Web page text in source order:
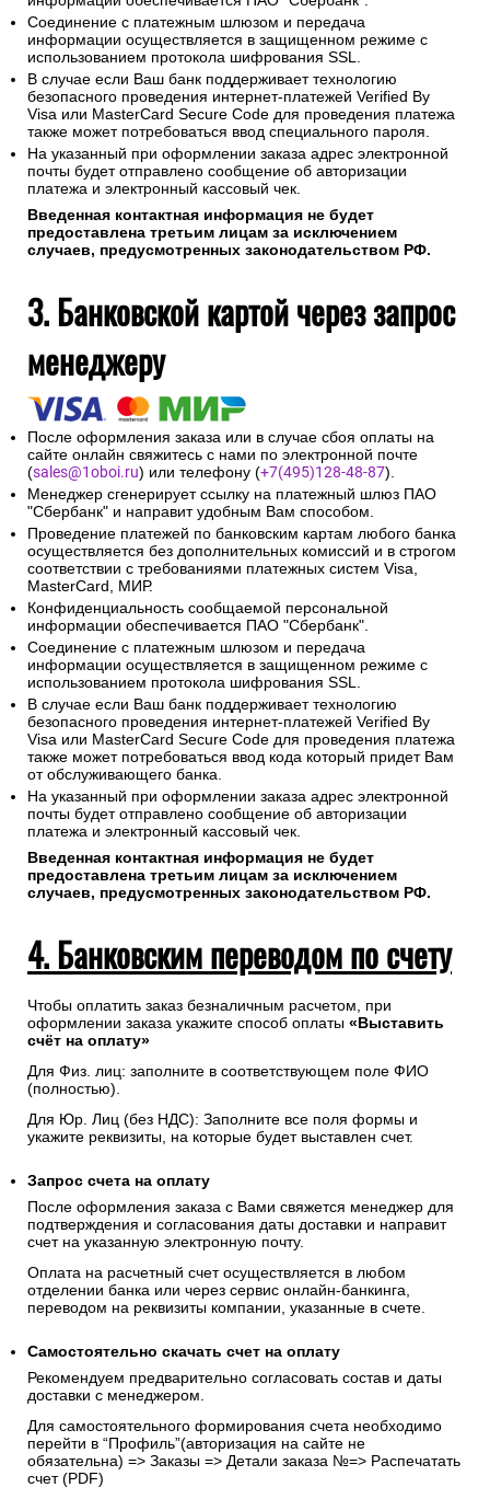
Соединение с платежным шлюзом и передача
информации осуществляется в защищенном режиме с
использованием протокола шифрования SSL.
В случае если Ваш банк поддерживает технологию
безопасного проведения интернет-платежей Verified By
Visa или MasterCard Secure Code для проведения платежа
также может потребоваться ввод специального пароля.
На указанный при оформлении заказа адрес электронной
почты будет отправлено сообщение об авторизации
платежа и электронный кассовый чек.
Введенная контактная информация не будет
предоставлена третьим лицам за исключением
случаев, предусмотренных законодательством РФ.
3. Банковской картой через запрос
менеджеру
После оформления заказа или в случае сбоя оплаты на
сайте онлайн свяжитесь с нами по электронной почте
(sales@1oboi.ru) или телефону (+7(495)128-48-87).
Менеджер сгенерирует ссылку на платежный шлюз ПАО
"Сбербанк" и направит удобным Вам способом.
Проведение платежей по банковским картам любого банка
осуществляется без дополнительных комиссий и в строгом
соответствии с требованиями платежных систем Visa,
MasterCard, МИР.
Конфиденциальность сообщаемой персональной
информации обеспечивается ПАО "Сбербанк".
Соединение с платежным шлюзом и передача
информации осуществляется в защищенном режиме с
использованием протокола шифрования SSL.
В случае если Ваш банк поддерживает технологию
безопасного проведения интернет-платежей Verified By
Visa или MasterCard Secure Code для проведения платежа
также может потребоваться ввод кода который придет Вам
от обслуживающего банка.
На указанный при оформлении заказа адрес электронной
почты будет отправлено сообщение об авторизации
платежа и электронный кассовый чек.
Введенная контактная информация не будет
предоставлена третьим лицам за исключением
случаев, предусмотренных законодательством РФ.
4. Банковским переводом по счету
Чтобы оплатить заказ безналичным расчетом, при
оформлении заказа укажите способ оплаты «Выставить
счёт на оплату»
Для Физ. лиц: заполните в соответствующем поле ФИО
(полностью).
Для Юр. Лиц (без НДС): Заполните все поля формы и
укажите реквизиты, на которые будет выставлен счет.
Запрос счета на оплату
После оформления заказа с Вами свяжется менеджер для
подтверждения и согласования даты доставки и направит
счет на указанную электронную почту.
Оплата на расчетный счет осуществляется в любом
отделении банка или через сервис онлайн-банкинга,
переводом на реквизиты компании, указанные в счете.
Самостоятельно скачать счет на оплату
Рекомендуем предварительно согласовать состав и даты
доставки с менеджером.
Для самостоятельного формирования счета необходимо
перейти в “Профиль”(авторизация на сайте не
обязательна) => Заказы => Детали заказа №=> Распечатать
счет (PDF)